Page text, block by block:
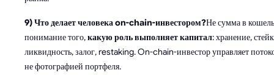
9) Что делает человека on-chain-инвестором?Не сумма в
понимание того,какую роль выполняет капитал: хранение,
ликвидность, залог, restaking. On-chain-инвестор управляет
не фотографией портфеля.